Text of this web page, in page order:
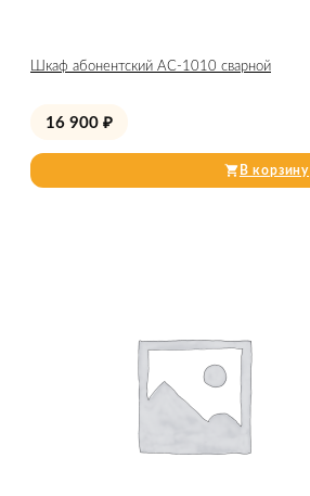
Шкаф абонентский АС-1010 сварной
16 900 ₽
В корзину